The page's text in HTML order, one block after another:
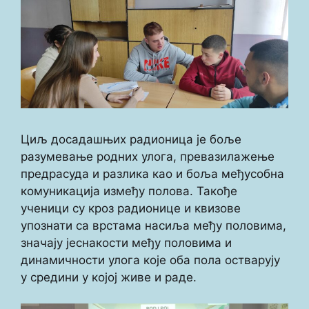
Циљ досадашњих радионица је боље
разумевање родних улога, превазилажење
предрасуда и разлика као и боља међусобна
комуникација између полова. Такође
ученици су кроз радионице и квизове
упознати са врстама насиља међу половима,
значају јеснакости међу половима и
динамичности улога које оба пола остварују
у средини у којој живе и раде.